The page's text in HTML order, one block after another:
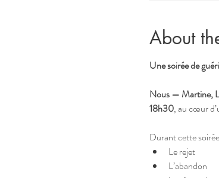
About
Une soirée de
Nous — Martine,
18h30, au cœur
Durant cette
Le rejet
L’abandon